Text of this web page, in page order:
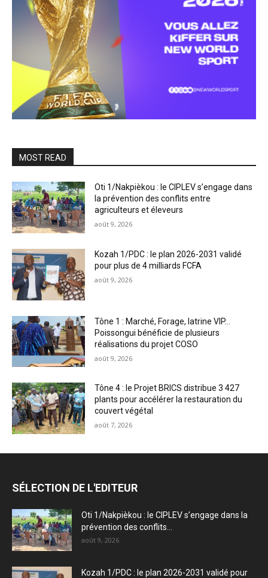
MOST READ
Oti 1/Nakpièkou : le CIPLEV s’engage dans
la prévention des conflits entre
agriculteurs et éleveurs
août 9, 2026
Kozah 1/PDC : le plan 2026-2031 validé
pour plus de 4 milliards FCFA
août 9, 2026
Tône 1 : Marché, Forage, latrine VIP…
Poissongui bénéficie de plusieurs
réalisations du projet COSO
août 9, 2026
Tône 4 : le Projet BRICS distribue 3 427
plants pour accélérer la restauration du
couvert végétal
août 7, 2026
SÉLECTION DE L'EDITEUR
Oti 1/Nakpièkou : le CIPLEV s’engage dans la
prévention des conflits...
août 9, 2026
Kozah 1/PDC : le plan 2026-2031 validé pour